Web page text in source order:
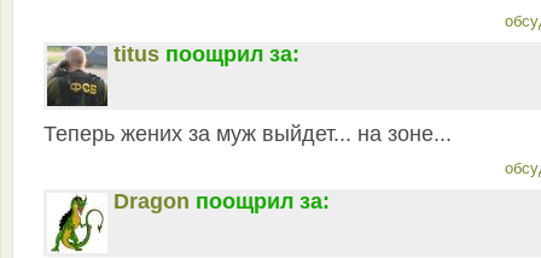
titus поощрил за:
Теперь жених за муж выйдет... на зоне...
Dragon поощрил за: